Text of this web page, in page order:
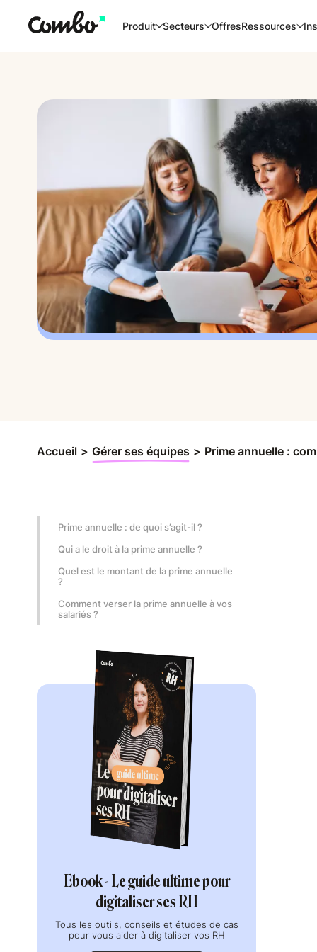
Produit Secteurs OffresRessources
Accueil > Gérer ses équipes > Prime annuelle :
Prime annuelle : de quoi s’agit-il ?
Qui a le droit à la prime annuelle ?
Quel est le montant de la prime annuelle
?
Comment verser la prime annuelle à vos
salariés ?
Ebook - Le guide ultime pour
digitaliser ses RH
Tous les outils, conseils et études de cas
pour vous aider à digitaliser vos RH